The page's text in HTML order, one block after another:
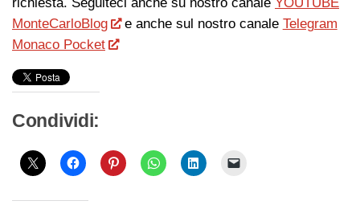
MonteCarloBlog
e anche sul nostro canale Telegram
Monaco Pocket
Condividi: